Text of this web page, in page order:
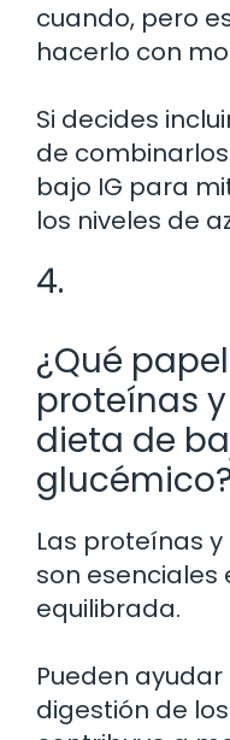
cuando, pero
hacerlo con
Si decides
de
bajo IG para
los niveles de
4.
¿Qué
proteínas
dieta de
Las proteínas
son esenciales
equilibrada.
Pueden
digestión de